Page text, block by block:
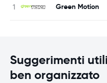
Green Motion
Suggerimenti
ben organizzato